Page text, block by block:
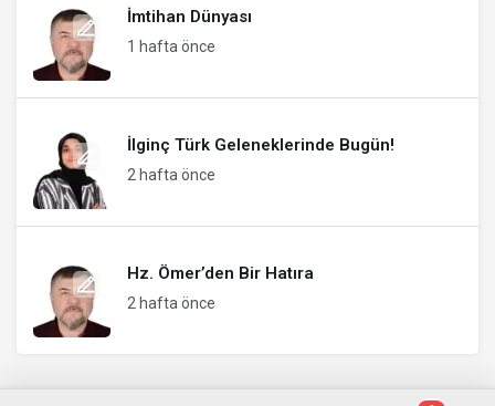
İmtihan Dünyası
1 hafta önce
İlginç Türk Geleneklerinde Bugün!
2 hafta önce
Hz. Ömer’den Bir Hatıra
2 hafta önce